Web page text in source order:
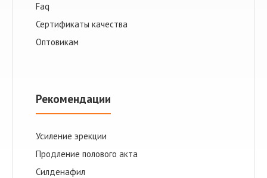
Faq
Сертификаты качества
Оптовикам
Рекомендации
Усиление эрекции
Продление полового акта
Cилденафил